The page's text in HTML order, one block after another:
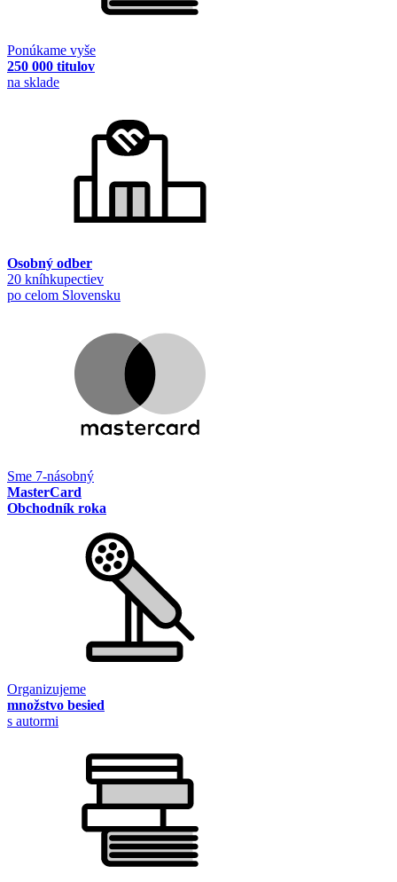
Ponúkame vyše
250 000 titulov
na sklade
Osobný odber
20 kníhkupectiev
po celom Slovensku
Sme 7-násobný
MasterCard
Obchodník roka
Organizujeme
množstvo besied
s autormi